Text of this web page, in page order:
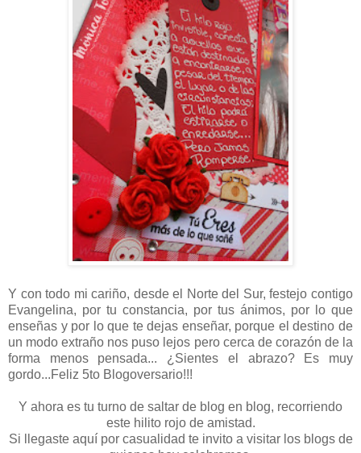
Y con todo mi cariño, desde el Norte del Sur, festejo contigo
Evangelina, por tu constancia, por tus ánimos, por lo que
enseñas y por lo que te dejas enseñar, porque el destino de
un modo extraño nos puso lejos pero cerca de corazón de la
forma menos pensada... ¿Sientes el abrazo? Es muy
gordo...Feliz 5to Blogoversario!!!
Y ahora es tu turno de saltar de blog en blog, recorriendo
este hilito rojo de amistad.
Si llegaste aquí por casualidad te invito a visitar los blogs de